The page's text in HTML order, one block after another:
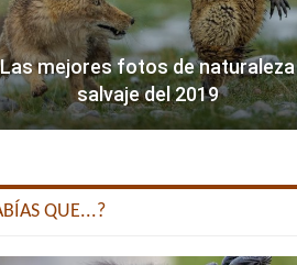
Las mejores fotos de naturaleza
salvaje del 2019
QUE...?